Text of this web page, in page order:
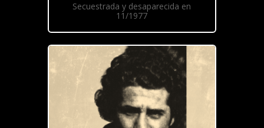
Secuestrada y desaparecida en
11/1977